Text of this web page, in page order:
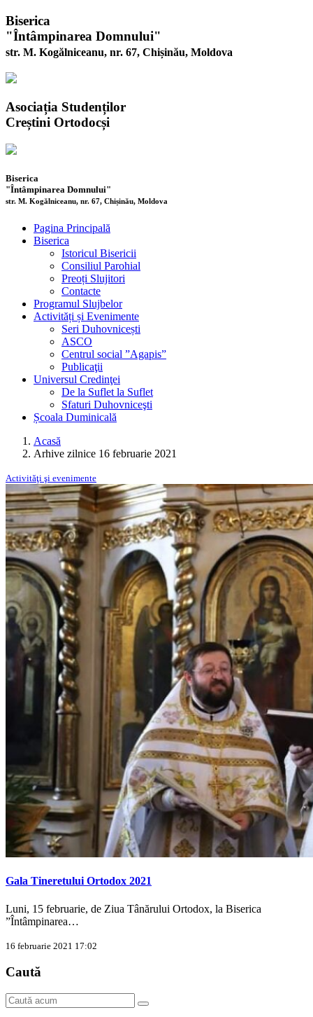
Biserica
"Întâmpinarea Domnului"
str. M. Kogălniceanu, nr. 67, Chișinău, Moldova
Asociația Studenților
Creștini Ortodocși
Biserica
"Întâmpinarea Domnului"
str. M. Kogălniceanu, nr. 67, Chișinău, Moldova
Pagina Principală
Biserica
Istoricul Bisericii
Consiliul Parohial
Preoți Slujitori
Contacte
Programul Slujbelor
Activități și Evenimente
Seri Duhovnicești
ASCO
Centrul social ”Agapis”
Publicaţii
Universul Credinţei
De la Suflet la Suflet
Sfaturi Duhovniceşti
Școala Duminicală
Acasă
Arhive zilnice 16 februarie 2021
Activităţi şi evenimente
Gala Tineretului Ortodox 2021
Luni, 15 februarie, de Ziua Tânărului Ortodox, la Biserica
”Întâmpinarea…
16 februarie 2021 17:02
Caută